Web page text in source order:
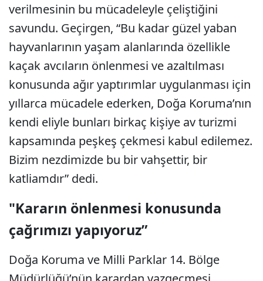
verilmesinin bu mücadeleyle çeliştiğini
savundu. Geçirgen, “Bu kadar güzel yaban
hayvanlarının yaşam alanlarında özellikle
kaçak avcıların önlenmesi ve azaltılması
konusunda ağır yaptırımlar uygulanması için
yıllarca mücadele ederken, Doğa Koruma’nın
kendi eliyle bunları birkaç kişiye av turizmi
kapsamında peşkeş çekmesi kabul edilemez.
Bizim nezdimizde bu bir vahşettir, bir
katliamdır” dedi.
"Kararın önlenmesi konusunda
çağrımızı yapıyoruz”
Doğa Koruma ve Milli Parklar 14. Bölge